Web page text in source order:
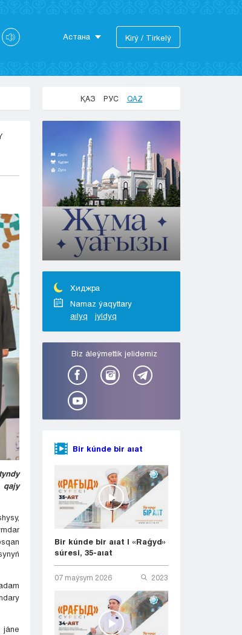
Астана
Aktobe
Jezkazgan
Karaganda
Kokshetaý
Kostanaı
Kyzylorda
Pavlodar
Petropavlovsk
Semeı
Taldykorgan
Taraz
Týrkestan
Ýralsk
Ýst-Kamenogorsk
Shymkent
Kіrý / Tіrkelý
ҚАЗ РУС QAZ
qajy
jáne
Хиджра
Namaz ýaqyttary
aılyq
jyldyq
Bіz áleýmettіk jelіdemіz
Bir kúnde bir aıat
Bir kúnde bir aıat | «Raǵyd»
súresi, 35-aıat
07 maýsym 2026 2023